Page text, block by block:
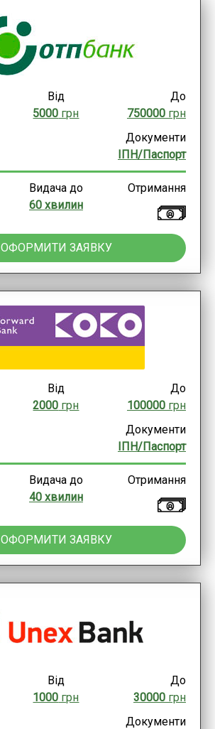
Від
5000 грн
До
750000грн
Документи
ІПН/Паспорт
Видача до
60 хвилин
Отримання
ОФОРМИТИ ЗАЯВКУ
Від
2000 грн
До
100000грн
Документи
ІПН/Паспорт
Видача до
40 хвилин
Отримання
ОФОРМИТИ ЗАЯВКУ
Від
1000 грн
До
30000грн
Документи